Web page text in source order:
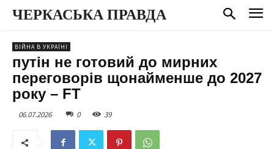
ЧЕРКАСЬКА ПРАВДА
ВІЙНА В УКРАЇНІ
путін не готовий до мирних
переговорів щонайменше до 2027
року – FT
06.07.2026 0 39